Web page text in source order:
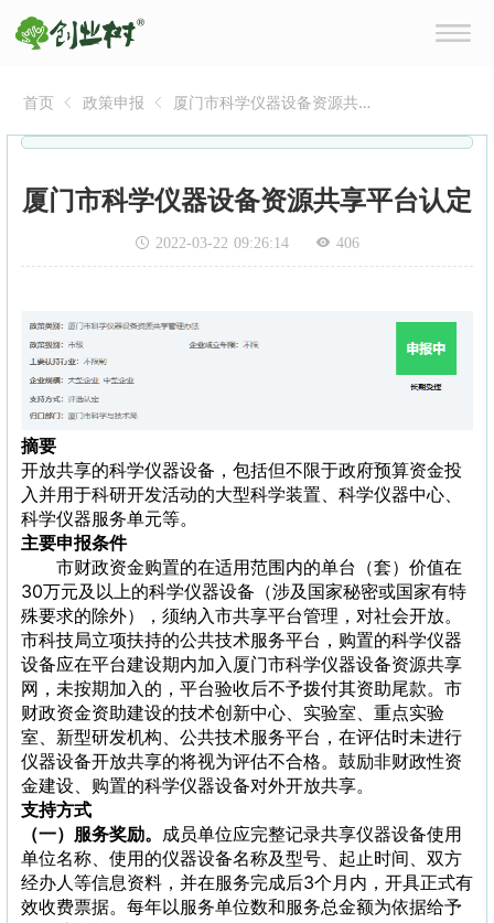
首页 政策申报
厦门市科学仪器设备资源共
厦门市科学仪器设备资源共享平台认定
2022-03-22 09:26:14 406
摘要
开放共享的科学仪器设备，包括但不限于政府预算资金投
入并用于科研开发活动的大型科学装置、科学仪器中心、
科学仪器服务单元等。
主要申报条件
市财政资金购置的在适用范围内的单台（套）价值在
30万元及以上的科学仪器设备（涉及国家秘密或国家有特
殊要求的除外），须纳入市共享平台管理，对社会开放。
市科技局立项扶持的公共技术服务平台，购置的科学仪器
设备应在平台建设期内加入厦门市科学仪器设备资源共享
网，未按期加入的，平台验收后不予拨付其资助尾款。市
财政资金资助建设的技术创新中心、实验室、重点实验
室、新型研发机构、公共技术服务平台，在评估时未进行
仪器设备开放共享的将视为评估不合格。鼓励非财政性资
金建设、购置的科学仪器设备对外开放共享。
支持方式
（一）服务奖励。 成员单位应完整记录共享仪器设备使用
单位名称、使用的仪器设备名称及型号、起止时间、双方
经办人等信息资料，并在服务完成后3个月内，开具正式有
效收费票据。每年以服务单位数和服务总金额为依据给予